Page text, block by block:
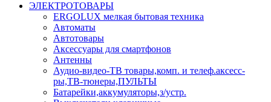
ЭЛЕКТРОТОВАРЫ
ERGOLUX мелкая бытовая техника
Автоматы
Автотовары
Аксессуары для смартфонов
Антенны
Аудио-видео-ТВ товары,комп. и телеф.аксесс-
ры,ТВ-тюнеры,ПУЛЬТЫ
Батарейки,аккумуляторы,з/устр.